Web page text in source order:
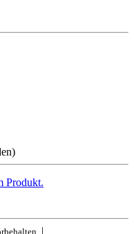
Produkt.